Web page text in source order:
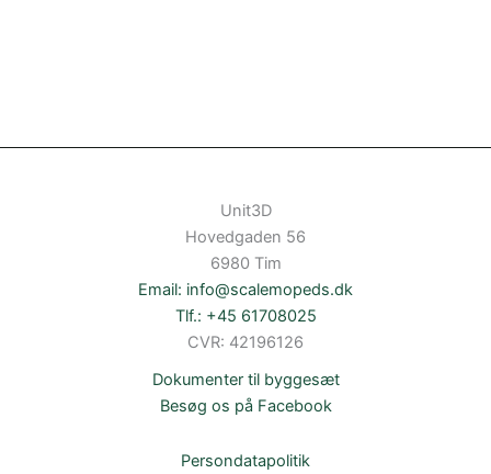
Unit3D
Hovedgaden 56
6980 Tim
Email: info@scalemopeds.dk
Tlf.: +45 61708025
CVR: 42196126
Dokumenter til byggesæt
Besøg os på Facebook
Persondatapolitik